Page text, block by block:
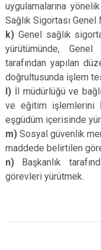
uygulamalarına
Sağlık Sigortası
k) Genel sağlık
yürütümünde,
tarafından yapılan
doğrultusunda işlem
l) İl müdürlüğü ve
ve eğitim işlemlerini
eşgüdüm içerisinde
m) Sosyal güvenlik
maddede belirtilen
n) Başkanlık
görevleri yürütmek.